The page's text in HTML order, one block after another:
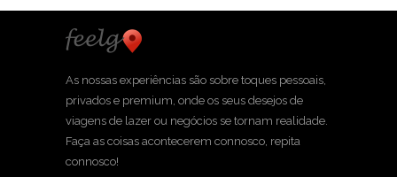
As nossas experiências são sobre toques pessoais,
privados e premium, onde os seus desejos de
viagens de lazer ou negócios se tornam realidade.
Faça as coisas acontecerem connosco, repita
connosco!